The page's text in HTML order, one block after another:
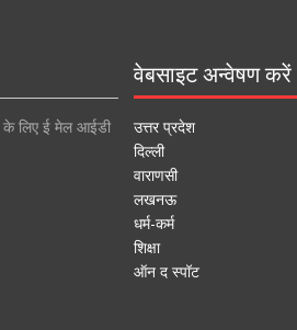
लिए ई मेल आईडी
वेबसाइट अन्वेषण करें
उत्तर प्रदेश
दिल्ली
वाराणसी
लखनऊ
धर्म-कर्म
शिक्षा
ऑन द स्पॉट